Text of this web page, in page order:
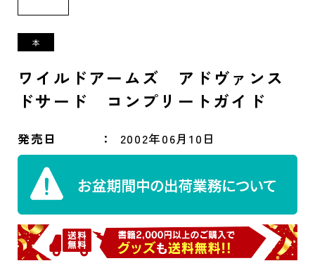
ワイルドアームズ アドヴァンス
ドサード コンプリートガイド
発売日 2002年06月10日